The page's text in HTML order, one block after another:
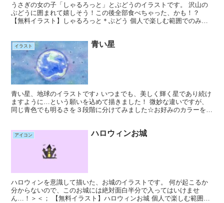
うさぎの女の子「しゃるろっと」とぶどうのイラストです。 沢山の
ぶどうに囲まれて嬉しそう！この後全部食べちゃった、かも！？
【無料イラスト】しゃるろっと＊ぶどう 個人で楽しむ範囲でのみ、
イラスト 青い星
青い星、地球のイラストです♪ いつまでも、美しく輝く星であり続け
ますように…という願いを込めて描きました！ 微妙な違いですが、
同じ青色でも明るさを３段階に分けてみました☆お好みのカラーをお
アイコン ハロウィンお城
ハロウィンを意識して描いた、お城のイラストです。 何が起こるか
分からないので、このお城には絶対面白半分で入ってはいけませ
ん…！＞＜； 【無料イラスト】ハロウィンお城 個人で楽しむ範囲で